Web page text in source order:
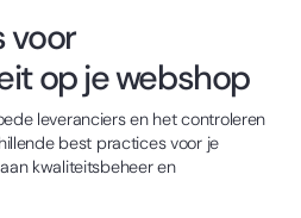
voor
op je webshop
leveranciers en het controleren
best practices voor je
kwaliteitsbeheer en